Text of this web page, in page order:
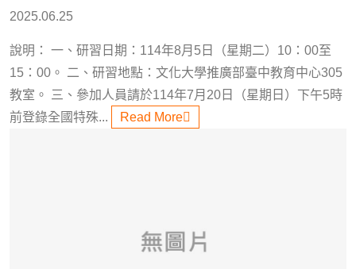
2025.06.25
說明： 一、研習日期：114年8月5日（星期二）10：00至
15：00。 二、研習地點：文化大學推廣部臺中教育中心305
教室。 三、參加人員請於114年7月20日（星期日）下午5時
前登錄全國特殊...
Read More